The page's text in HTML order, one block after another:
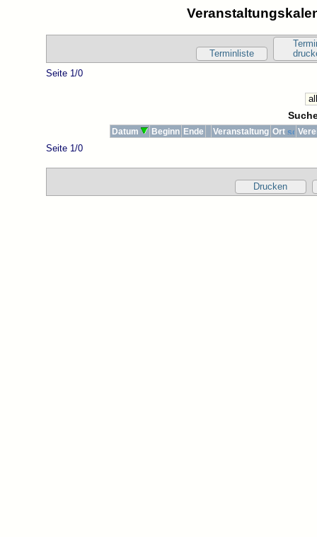
Terminliste
Seite 1/0
Datum Beginn Ende Veranstaltung Ort
Seite 1/0
Drucken